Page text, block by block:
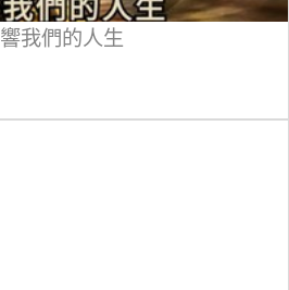
我們的人生